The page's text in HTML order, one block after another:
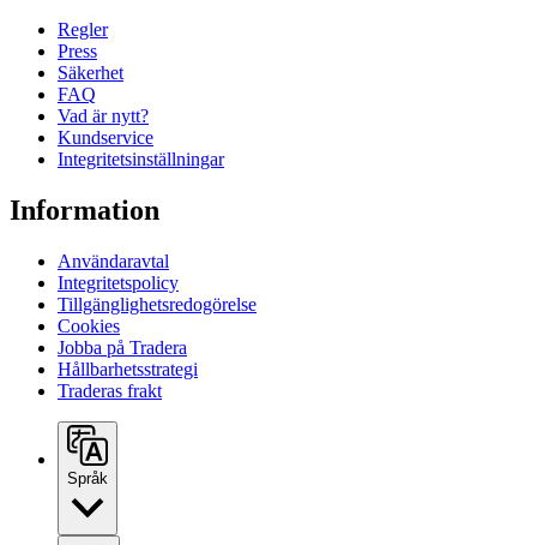
Regler
Press
Säkerhet
FAQ
Vad är nytt?
Kundservice
Integritetsinställningar
Information
Användaravtal
Integritetspolicy
Tillgänglighetsredogörelse
Cookies
Jobba på Tradera
Hållbarhetsstrategi
Traderas frakt
Språk